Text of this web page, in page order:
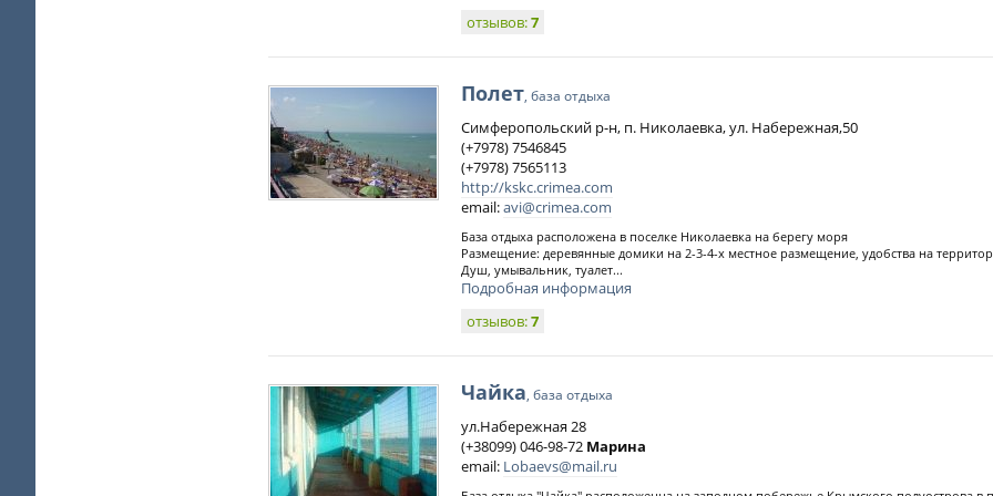
отзывов:7
Полет, база отдыха
Симферопольский р-н, п. Николаевка, ул. Набережная,50
(+7978) 7546845
(+7978) 7565113
http://kskc.crimea.com
email:avi@crimea.com
База отдыха расположена в поселке Николаевка на берегу моря
Размещение: деревянные домики на 2-3-4-х местное размещение, удобства на
Душ, умывальник, туалет...
Подробная информация
отзывов:7
Чайка, база отдыха
ул.Набережная 28
(+38099) 046-98-72 Марина
email: Lobaevs@mail.ru